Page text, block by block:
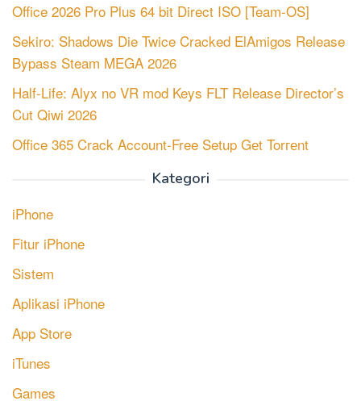
Office 2026 Pro Plus 64 bit Direct ISO [Team-OS]
Sekiro: Shadows Die Twice Cracked ElAmigos Release
Bypass Steam MEGA 2026
Half-Life: Alyx no VR mod Keys FLT Release Director’s
Cut Qiwi 2026
Office 365 Crack Account-Free Setup Gеt Torгеnt
Kategori
iPhone
Fitur iPhone
Sistem
Aplikasi iPhone
App Store
iTunes
Games